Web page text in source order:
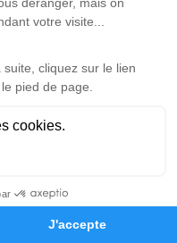
Hommages
hommage est
Je rends hommage
et Parc Mémorial